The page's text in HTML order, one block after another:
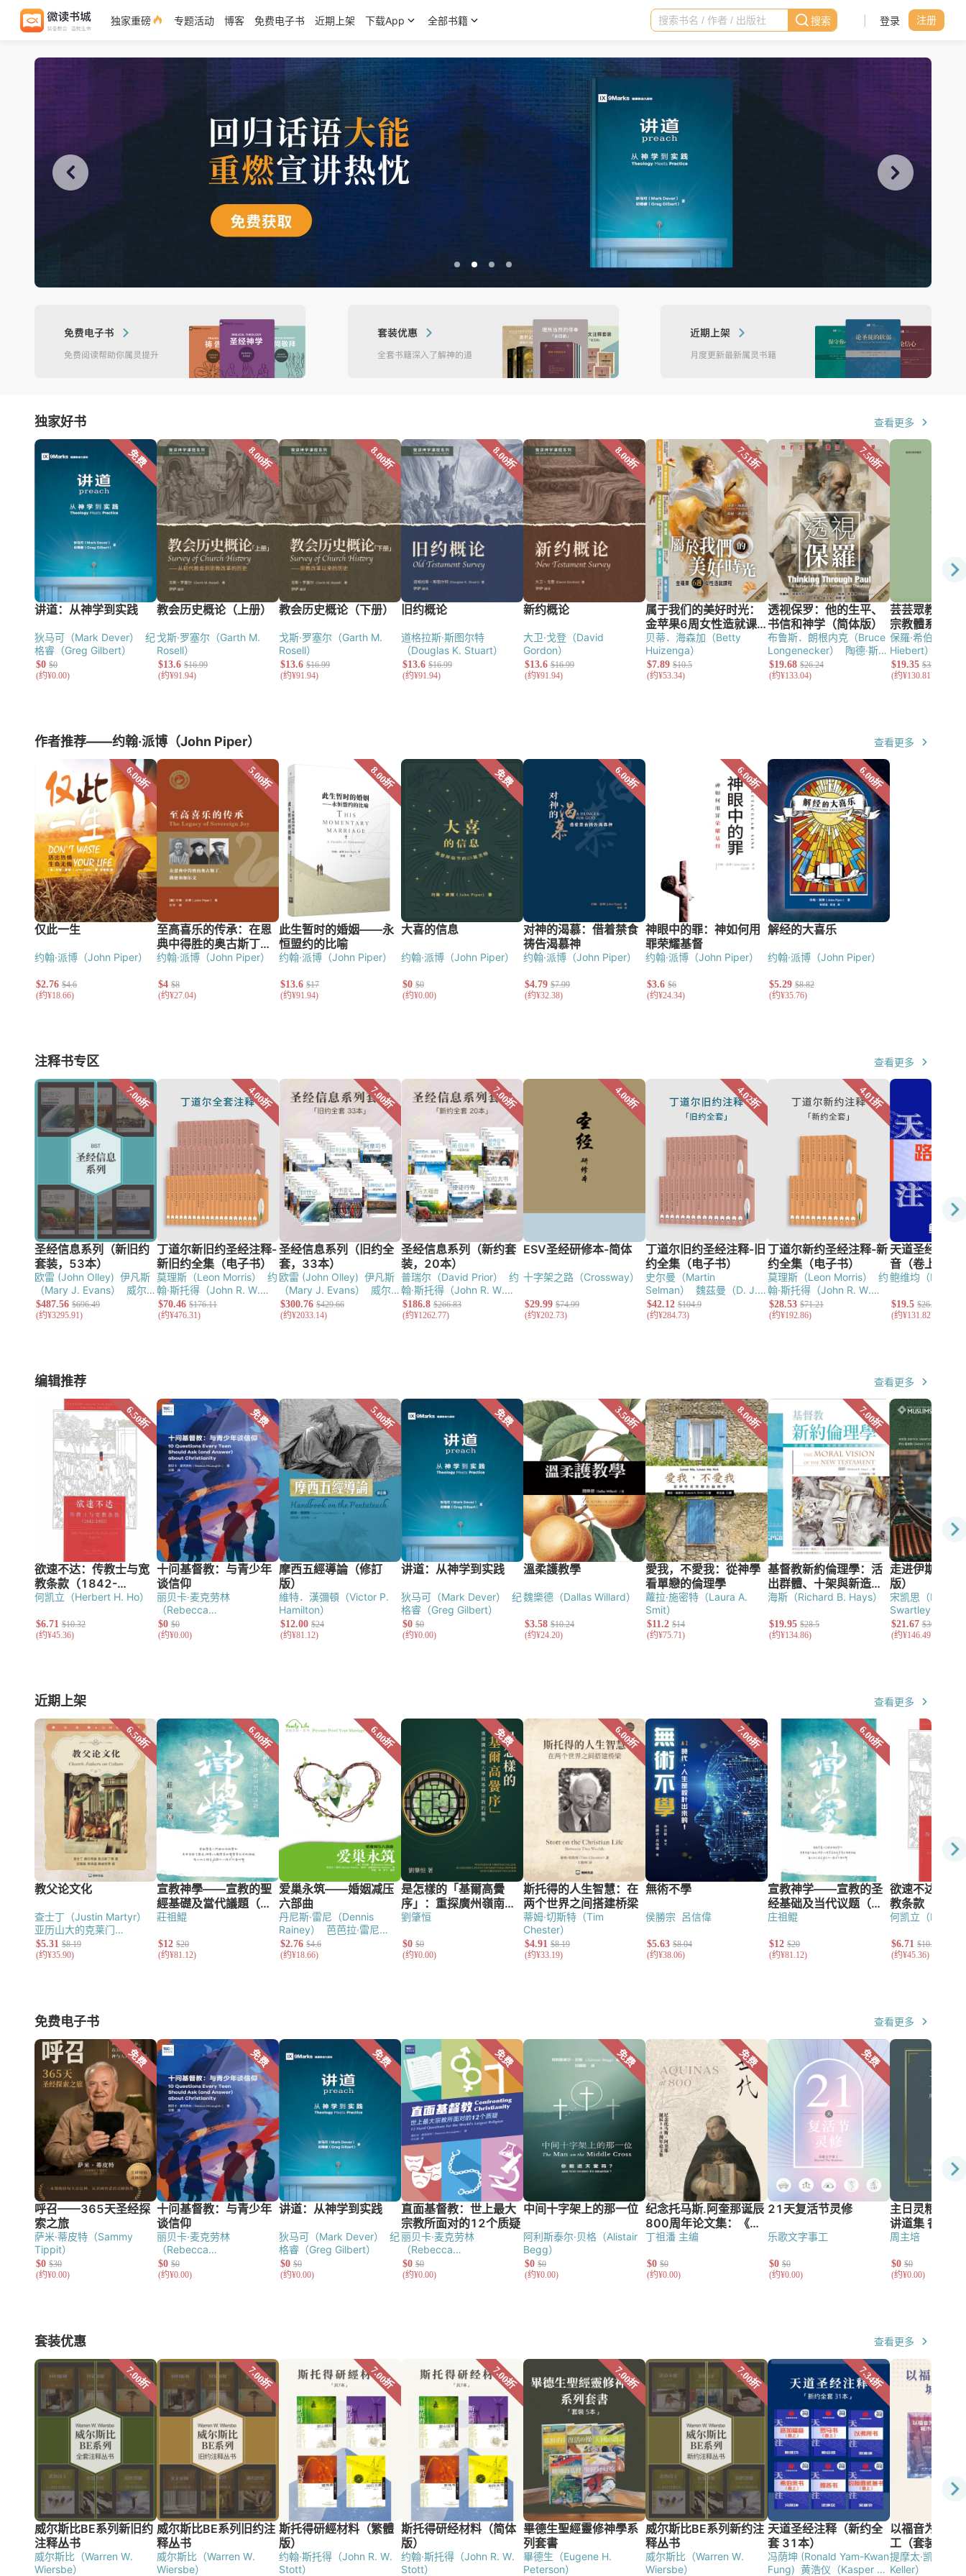
独家重磅 专题活动 博客 免费电子书 近期上架 下载App 全部书籍 登录 注册
独家好书 查看更多
狄马可（Mark Dever）
纪
格睿（Greg Gilbert）
戈斯·罗塞尔（Garth M.
Rosell）
戈斯·罗塞尔（Garth M.
Rosell）
道格拉斯·斯图尔特
（Douglas K. Stuart）
大卫·戈登（David
Gordon）
贝蒂．海森加（Betty
Huizenga）
布鲁斯．朗根内克（Bruce
Longenecker）
陶德‧斯蒂
尔（Todd Still）
保羅·希伯特（
Hiebert）
（Danicl Shaw
恩努（Tite
作者推荐——约翰·派博（John Piper） 查看更多
约翰·派博（John Piper） 约翰·派博（John Piper） 约翰·派博（John Piper） 约翰·派博（John Piper） 约翰·派博（John Piper） 约翰·派博（John Piper） 约翰·派博（John Piper）
注释书专区 查看更多
欧雷 (John Olley) 伊凡斯
（Mary J. Evans）
威尔克
（Michael Wilcock）
尔（David Prior）
S. Wallace）
德纳（Derek Kidner）
尔（Bob Fyall） 弗斯
（David G. Firth） 莱特
（Christopher J. H.
Wright） 亚金森（David
Atkinson） 包德雯
（Joyce G. Baldwin）
伯（Barry Webb） 米尔恩
（Bruce Milne） 罗丝玛
莉‧尼克逊（Rosemary A.
提伯 （Derek J.
彼得‧亚当
（Peter Adam） 格林
（Michael Green） 殷格
里（Donald English）
里杰（Gordon Bridger）
Gledhill）
莫理斯（Leon Morris）
约
翰·斯托得（John R. W.
Stott） 顾韦恩（Wayne
Grudem）
（Donald Guthrie）
穆尔
（Douglas J. Moo） 法兰
士（R. T. France） 马挺
（Ralph P. Martin） 史尔
曼（Martin Selman）
茲曼（D. J. Wiseman）
柯德纳（Derek Kidner）
包德雯（Joyce G.
Baldwin） 汤普森（J. A.
Thompson） 伊顿
（Michael A. Eaton）
勒（John B. Taylor） 赫
伯特（David Allen
Hubbard） 莫德（Alec
Motyer）
Cundall） 哈里逊（R. K.
Harrison） 安德生
（Francis I. Andersen）
希斯（Richard Hess）
洛德（G. Lloyd Carr）
欧雷 (John Olley) 伊凡斯
（Mary J. Evans）
威尔克
（Michael Wilcock）
（Alec Motyer）
J. H. Wright） 亚金森
（David Atkinson）
包德
雯（Joyce G. Baldwin）
韦伯（Barry Webb） 普瑞
尔（David Prior） 罗丝玛
莉‧尼克逊（Rosemary A.
Nixon） 提伯 （Derek J.
Tidball） 彼得‧亚当
（Peter Adam）
布里杰
（Gordon Bridger）
普瑞尔（David Prior）
约
翰·斯托得（John R. W.
Stott） 保罗·巴尼特（Paul
Barnett）
十字架之路（Crossway）
史尔曼（Martin
Selman）
魏茲曼（D. J.
Wiseman）
（Derek Kidner）
Allen Hubbard） 莫德
（Alec Motyer） 昆达
（Arthur E. Cundall） 莫
理斯（Leon Morris） 哈里
逊（R. K. Harrison） 安德
生（Francis I.
Andersen） 希斯
（Richard Hess） 贝克
（David W. Baker） 温汉
（Gordon J. Wenham）
亚历山大（T. Desmond
Alexander） 华奇（Bruce
K. Waltke） 卡洛德（G.
Lloyd Carr）
莫理斯（Leon Morris）
约
翰·斯托得（John R. W.
Stott） 顾韦恩（Wayne
Grudem）
高雅
（Donald Guthrie）
穆尔
（Douglas J. Moo） 法兰
士（R. T. France） 马挺
（Ralph P. Martin）
鲍维均（David
编辑推荐 查看更多
何凯立（Herbert H. Ho）
丽贝卡·麦克劳林
（Rebecca
McLaughlin）
維特．漢彌頓（Victor P.
Hamilton）
狄马可（Mark Dever）
纪
格睿（Greg Gilbert）
魏樂德（Dallas Willard）
蘿拉·施密特（Laura A.
Smit）
海斯（Richard B. Hays）
宋凯思（Keith E.
Swartley）
（Sarah E.
近期上架 查看更多
查士丁（Justin Martyr）
亚历山大的克莱门
（Clement of
Alexandria）
莊祖鯤
丹尼斯·雷尼（Dennis
Rainey）
芭芭拉·雷尼
（Barbara Rainey）
迪摩西（Bob DeMoss）
劉肇恒
蒂姆·切斯特（Tim
Chester）
侯勝宗 呂信偉 庄祖鲲 何凯立（
免费电子书 查看更多
萨米·蒂皮特（Sammy
Tippit）
丽贝卡·麦克劳林
（Rebecca
McLaughlin）
狄马可（Mark Dever）
纪
格睿（Greg Gilbert）
丽贝卡·麦克劳林
（Rebecca
McLaughlin）
阿利斯泰尔·贝格（Alistair
Begg）
丁祖潘 主编 乐歌文字事工 周主培
套装优惠 查看更多
威尔斯比（Warren W.
Wiersbe）
威尔斯比（Warren W.
Wiersbe）
约翰·斯托得（John R. W.
Stott）
约翰·斯托得（John R. W.
Stott）
畢德生（Eugene H.
Peterson）
威尔斯比（Warren W.
Wiersbe）
冯荫坤 (Ronald Yam-Kwan
Fung) 黄浩仪（Kasper H.
提摩太·凯勒（
Keller）